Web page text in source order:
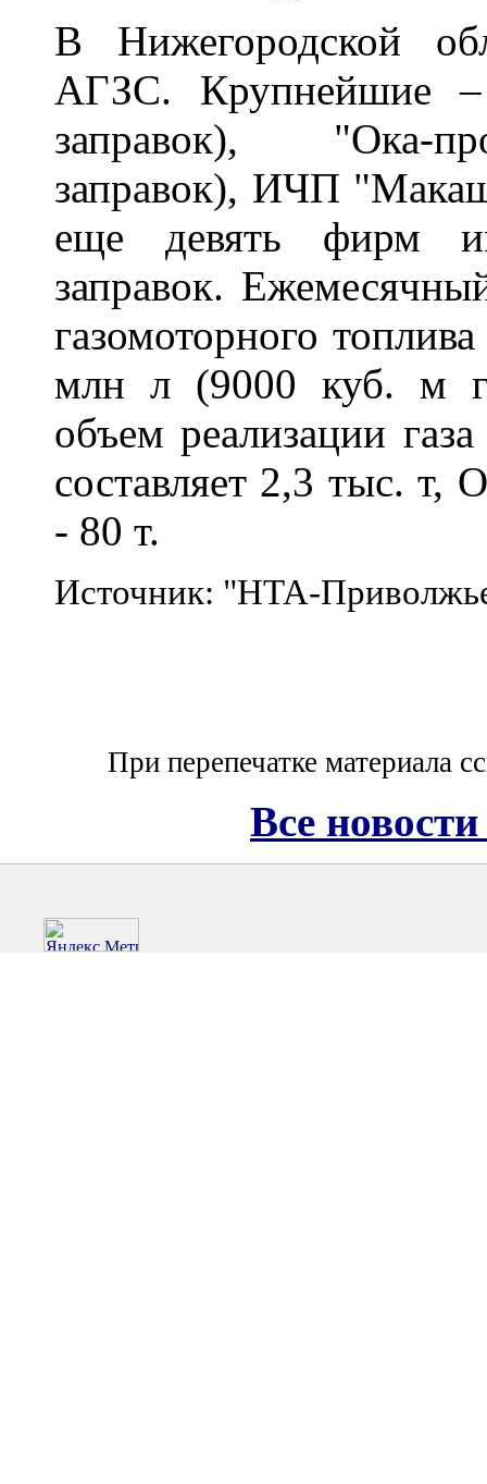
В Нижегородской
АГЗС. Крупнейшие –
заправок), "Ока-
заправок), ИЧП
еще девять фирм
заправок.
газомоторного
млн л (9000 куб. м
объем реализации
составляет 2,3 тыс.
- 80 т.
Источник: "НТА-
При перепечатке материала
Все